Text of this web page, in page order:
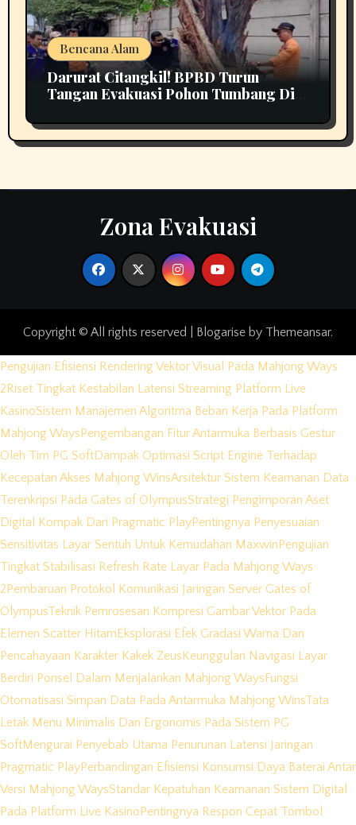
Bencana Alam
Darurat Citangkil! BPBD Turun
Tangan Evakuasi Pohon Tumbang Di
Zona Evakuasi
Copyright © All rights reserved Blogarise by Themeansar.
Pengujian Efisiensi Rendering Vektor Visual Pada Mahjong Ways
2 Riset Tingkat Kestabilan Latensi Streaming Platform Live
KasinoSistem Manajemen Algoritma Beban Kerja Pada Platform
Mahjong Ways Pengembangan Fitur Antarmuka Berbasis Gestur
Oleh Tim PG SoftDampak Optimasi Script Engine Terhadap
Kecepatan Akses Mahjong WinsArsitektur Sistem Keamanan Data
Terenkripsi Pada Gates of OlympusStrategi Pengimporan Aset
Digital Kompak Dari Pragmatic PlayPentingnya Penyesuaian
Sensitivitas Layar Sentuh Untuk Kemudahan Maxwin Pengujian
Tingkat Stabilisasi Refresh Rate Layar Pada Mahjong Ways
2 Pembaruan Protokol Komunikasi Jaringan Server Gates of
OlympusTeknik Pemrosesan Kompresi Gambar Vektor Pada
Elemen Scatter Hitam Eksplorasi Efek Gradasi Warna Dan
Pencahayaan Karakter Kakek Zeus Keunggulan Navigasi Layar
Berdiri Ponsel Dalam Menjalankan Mahjong Ways Fungsi
Otomatisasi Simpan Data Pada Antarmuka Mahjong WinsTata
Letak Menu Minimalis Dan Ergonomis Pada Sistem PG
SoftMengurai Penyebab Utama Penurunan Latensi Jaringan
Pragmatic PlayPerbandingan Efisiensi Konsumsi Daya Baterai Antar
Versi Mahjong WaysStandar Kepatuhan Keamanan Sistem Digital
Pada Platform Live Kasino Pentingnya Respon Cepat Tombol